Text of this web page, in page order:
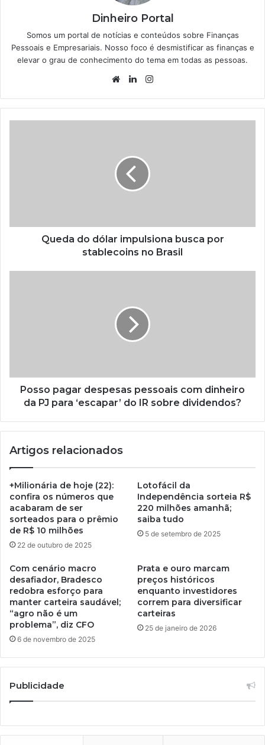
Dinheiro Portal
Somos um portal de notícias e conteúdos sobre Finanças
Pessoais e Empresariais. Nosso foco é desmistificar as finanças e
elevar o grau de conhecimento do tema em todas as pessoas.
WebsiteLinkedin
Queda do dólar impulsiona busca por
stablecoins no Brasil
Posso pagar despesas pessoais com dinheiro
da PJ para ‘escapar’ do IR sobre dividendos?
Artigos relacionados
+Milionária de hoje (22):
confira os números que
acabaram de ser
sorteados para o prêmio
de R$ 10 milhões
22 de outubro de 2025
Lotofácil da
Independência sorteia R$
220 milhões amanhã;
saiba tudo
5 de setembro de 2025
Com cenário macro
desafiador, Bradesco
redobra esforço para
manter carteira saudável;
“agro não é um
problema”, diz CFO
6 de novembro de 2025
Prata e ouro marcam
preços históricos
enquanto investidores
correm para diversificar
carteiras
25 de janeiro de 2026
Publicidade